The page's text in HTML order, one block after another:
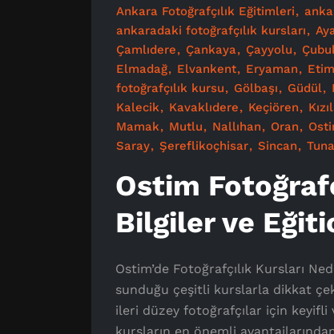
Ankara Fotoğrafçılık Eğitimleri
ankaradaki fotoğrafçılık kursları
Çamlıdere
Çankaya Çayyolu
Elmadağ
Elvankent Eryaman
fotoğrafçılık kursu
Gölbaşı Güdül
Kalecik
Kavaklıdere Keçiören
Mamak
Mutlu Nallıhan Oran
Saray
Şereflikoçhisar Sincan
Ostim
Bilgiler ve
Ostim’de Fotoğrafçılık Kursları
sunduğu çeşitli kurslarla dikkat
ileri düzey fotoğrafçılar için keyifli